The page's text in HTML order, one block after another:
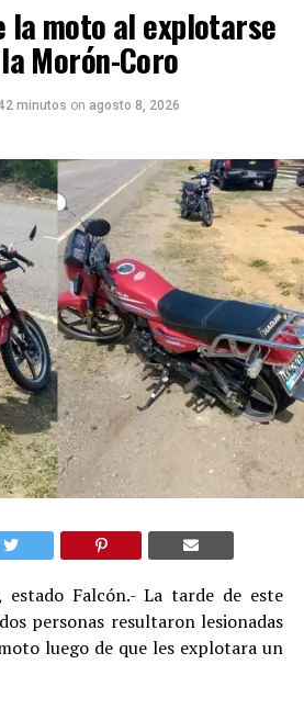
la moto al explotarse
Morón-Coro
minutos on agosto 8, 2026
estado Falcón.- La tarde de este
personas resultaron lesionadas
luego de que les explotara un